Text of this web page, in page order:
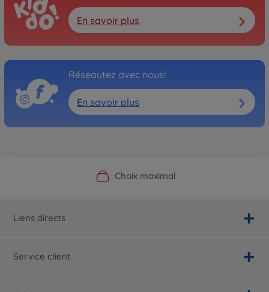
En savoir plus
Réseautez avec nous!
En savoir plus
Boutique officielle du fabricant
Choix maximal
Service personnalisé
Livraison rapide
Liens directs
Service client